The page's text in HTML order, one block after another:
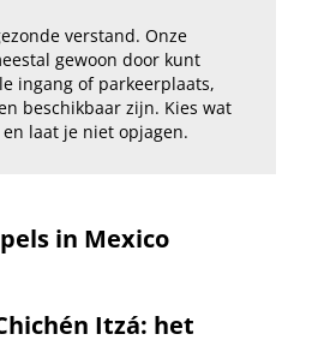
verstand. Onze
gewoon door kunt
ingang of parkeerplaats,
beschikbaar zijn. Kies wat
laat je niet opjagen.
in Mexico
Itzá: het